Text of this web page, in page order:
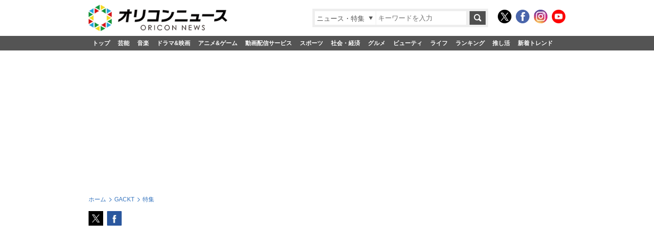
ニュース・特集
トップ 芸能 音楽 ドラマ&映画 アニメ&ゲーム 動画配信サービス スポーツ 社会・経済 グルメ ビューティ ライフ ランキング 推し活 新着トレンド
ホーム GACKT 特集